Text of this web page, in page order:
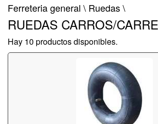
Ferreteria general \ Ruedas \
RUEDAS CARROS/
Hay 10 productos disponibles.